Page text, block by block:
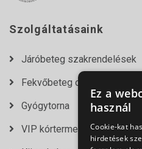
Szolgáltatásaink
Járóbeteg szakrendelések
Fekvőbeteg osztályok
Gyógytorna
VIP kórtermek
Ez a
használ
Cookie-kat
hirdetések